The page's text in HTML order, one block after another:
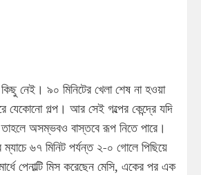
নেই। ৯০ মিনিটের খেলা শেষ না হওয়া
যেকোনো গল্প। আর সেই গল্পের কেন্দ্রে যদি
অসম্ভবও বাস্তবে রূপ নিতে পারে।
৬৭ মিনিট পর্যন্ত ২-০ গোলে পিছিয়ে
পেনাল্টি মিস করেছেন মেসি, একের পর এক